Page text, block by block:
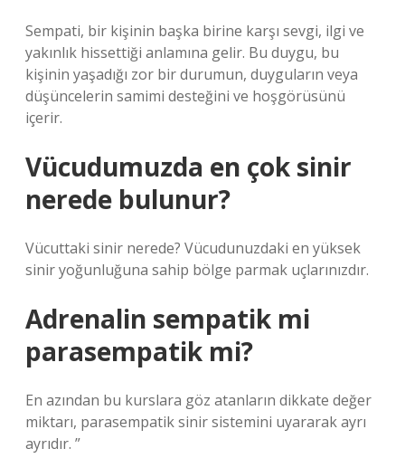
Sempati, bir kişinin başka birine karşı sevgi, ilgi ve
yakınlık hissettiği anlamına gelir. Bu duygu, bu
kişinin yaşadığı zor bir durumun, duyguların veya
düşüncelerin samimi desteğini ve hoşgörüsünü
içerir.
Vücudumuzda en çok sinir
nerede bulunur?
Vücuttaki sinir nerede? Vücudunuzdaki en yüksek
sinir yoğunluğuna sahip bölge parmak uçlarınızdır.
Adrenalin sempatik mi
parasempatik mi?
En azından bu kurslara göz atanların dikkate değer
miktarı, parasempatik sinir sistemini uyararak ayrı
ayrıdır. ”